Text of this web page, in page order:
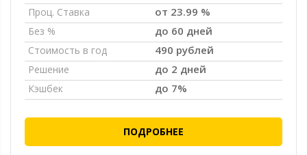
Проц. Ставка от 23.99 %
Без % до 60 дней
Стоимость в год 490 рублей
Решение до 2 дней
Кэшбек до 7%
ПОДРОБНЕЕ